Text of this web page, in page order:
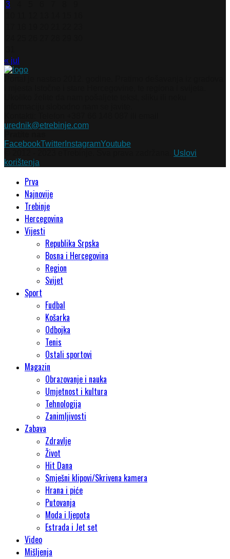
3
« jul
urednik@etrebinje.com
FacebookTwitter InstagramYoutube
Uslovi
korištenja
Prva
Najnovije
Trebinje
Hercegovina
Vijesti
Republika Srpska
Bosna i Hercegovina
Region
Svijet
Sport
Fudbal
Košarka
Odbojka
Tenis
Ostali sportovi
Magazin
Obrazovanje i nauka
Umjetnost i kultura
Tehnologija
Zanimljivosti
Zabava
Zdravlje
Život
Hit Dana
Smješni klipovi/Skrivena kamera
Hrana i piće
Putovanja
Moda i ljepota
Estrada i Jet set
Video
Mišljenja